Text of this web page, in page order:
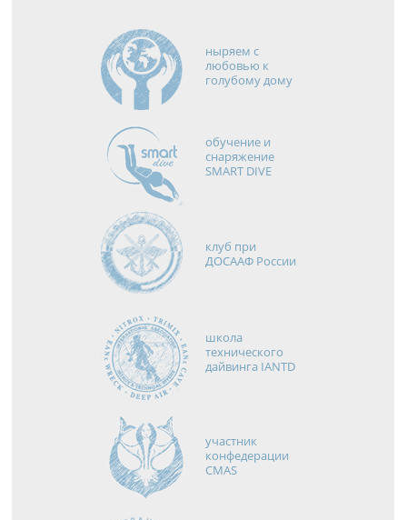
ныряем с
любовью к
голубому дому
обучение и
снаряжение
SMART DIVE
клуб при
ДОСААФ России
школа
технического
дайвинга IANTD
участник
конфедерации
CMAS